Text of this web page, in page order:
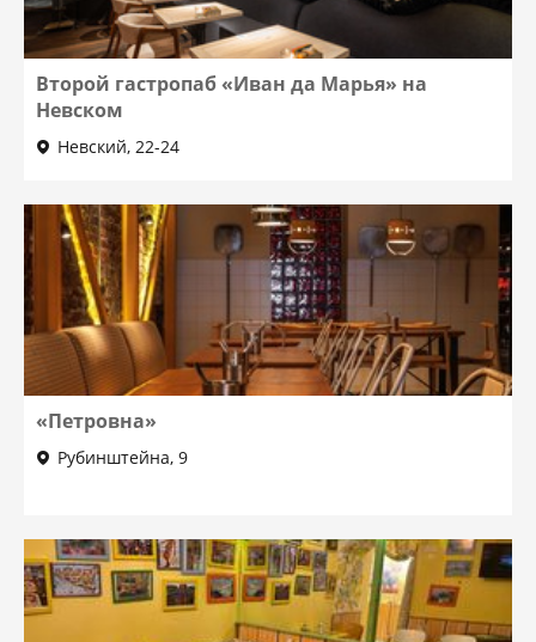
Второй гастропаб «Иван да Марья» на
Невском
Невский, 22-24
«Петровна»
Рубинштейна, 9